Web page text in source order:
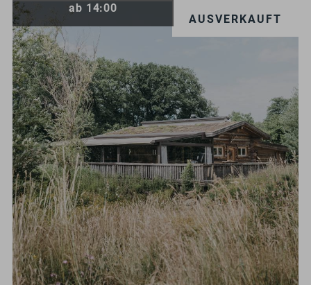
ab 14:00
AUSVERKAUFT